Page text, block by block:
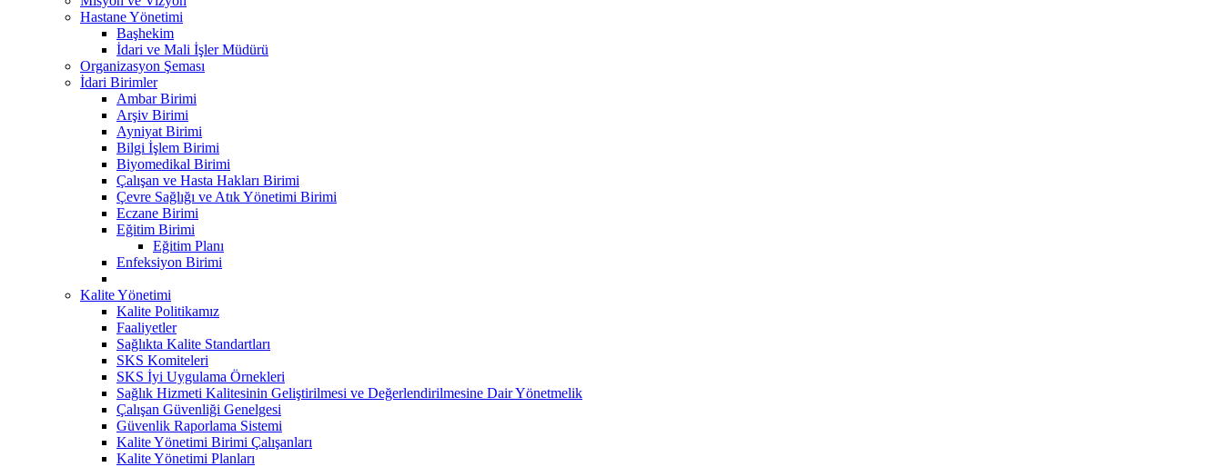
Hastane Yönetimi
Başhekim
İdari ve Mali İşler Müdürü
Organizasyon Şeması
İdari Birimler
Ambar Birimi
Arşiv Birimi
Ayniyat Birimi
Bilgi İşlem Birimi
Biyomedikal Birimi
Çalışan ve Hasta Hakları Birimi
Çevre Sağlığı ve Atık Yönetimi Birimi
Eczane Birimi
Eğitim Birimi
Eğitim Planı
Enfeksiyon Birimi
Kalite Yönetimi
Kalite Politikamız
Faaliyetler
Sağlıkta Kalite Standartları
SKS Komiteleri
SKS İyi Uygulama Örnekleri
Sağlık Hizmeti Kalitesinin Geliştirilmesi ve Değerlendirilmesine Dair Yönetmelik
Çalışan Güvenliği Genelgesi
Güvenlik Raporlama Sistemi
Kalite Yönetimi Birimi Çalışanları
Kalite Yönetimi Planları